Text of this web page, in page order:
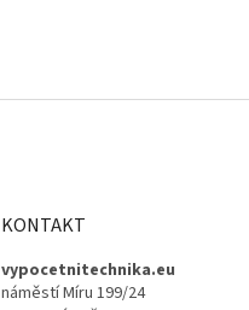
KONTAKT
vypocetnitechnika.eu
náměstí Míru 199/24